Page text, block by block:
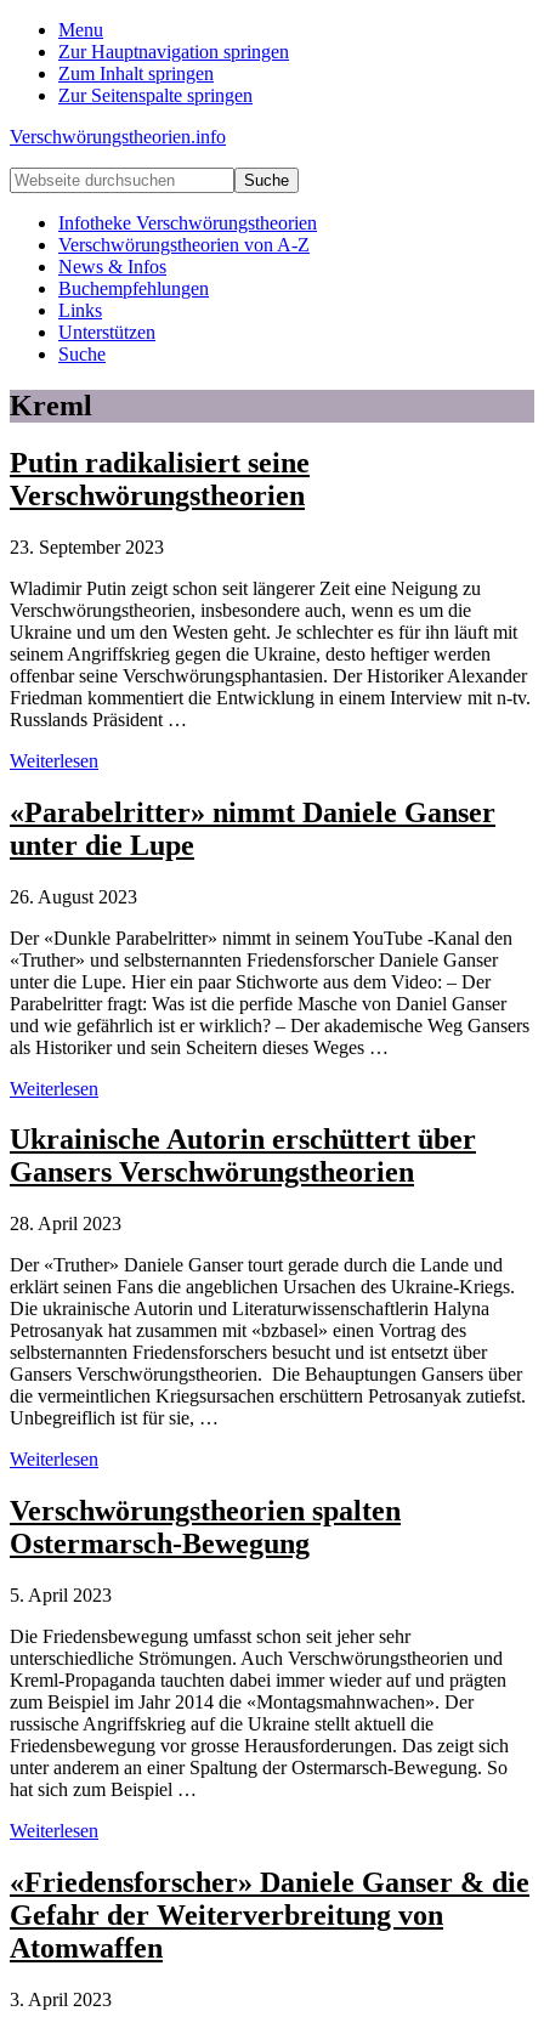
Menu
Zur Hauptnavigation springen
Zum Inhalt springen
Zur Seitenspalte springen
Verschwörungstheorien.info
Beiträge
zu
Merkmalen,
Funktionen
Risiken
konspirationistischen
Denkens
Webseite
durchsuchen
Infotheke Verschwörungstheorien
Verschwörungstheorien von A-Z
News & Infos
Buchempfehlungen
Links
Unterstützen
Suche
Kreml
Putin radikalisiert seine
Verschwörungstheorien
23. September 2023
Wladimir Putin zeigt schon seit längerer Zeit eine Neigung zu
Verschwörungstheorien, insbesondere auch, wenn es um die
Ukraine und um den Westen geht. Je schlechter es für ihn läuft mit
seinem Angriffskrieg gegen die Ukraine, desto heftiger werden
offenbar seine Verschwörungsphantasien. Der Historiker Alexander
Friedman kommentiert die Entwicklung in einem Interview mit n-tv.
Russlands Präsident …
Putin
seine
Verschwörungstheorien
Weiterlesen
«Parabelritter» nimmt Daniele Ganser
unter die Lupe
26. August 2023
Der «Dunkle Parabelritter» nimmt in seinem YouTube -Kanal den
«Truther» und selbsternannten Friedensforscher Daniele Ganser
unter die Lupe. Hier ein paar Stichworte aus dem Video: – Der
Parabelritter fragt: Was ist die perfide Masche von Daniel Ganser
und wie gefährlich ist er wirklich? – Der akademische Weg Gansers
als Historiker und sein Scheitern dieses Weges …
«Parabelritter»
Daniele
Ganser
unter
Lupe
Weiterlesen
Ukrainische Autorin erschüttert über
Gansers Verschwörungstheorien
28. April 2023
Der «Truther» Daniele Ganser tourt gerade durch die Lande und
erklärt seinen Fans die angeblichen Ursachen des Ukraine-Kriegs.
Die ukrainische Autorin und Literaturwissenschaftlerin Halyna
Petrosanyak hat zusammen mit «bzbasel» einen Vortrag des
selbsternannten Friedensforschers besucht und ist entsetzt über
Gansers Verschwörungstheorien. Die Behauptungen Gansers über
die vermeintlichen Kriegsursachen erschüttern Petrosanyak zutiefst.
Unbegreiflich ist für sie, …
Ukrainische
erschüttert
über
Gansers
Weiterlesen
Verschwörungstheorien spalten
Ostermarsch-Bewegung
5. April 2023
Die Friedensbewegung umfasst schon seit jeher sehr
unterschiedliche Strömungen. Auch Verschwörungstheorien und
Kreml-Propaganda tauchten dabei immer wieder auf und prägten
zum Beispiel im Jahr 2014 die «Montagsmahnwachen». Der
russische Angriffskrieg auf die Ukraine stellt aktuell die
Friedensbewegung vor grosse Herausforderungen. Das zeigt sich
unter anderem an einer Spaltung der Ostermarsch-Bewegung. So
hat sich zum Beispiel …
Verschwörungstheorien
Ostermarsch-
Bewegung
Weiterlesen
«Friedensforscher» Daniele Ganser & die
Gefahr der Weiterverbreitung von
Atomwaffen
3. April 2023